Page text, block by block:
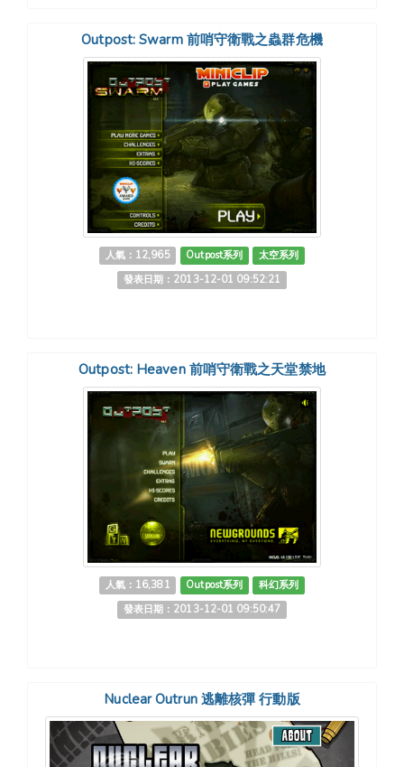
Outpost: Swarm 前哨守衛戰之蟲群危機
人氣：12,965 Outpost系列
太空系列
發表日期：2013-12-01 09:52:21
Outpost: Heaven 前哨守衛戰之天堂禁地
人氣：16,381 Outpost系列
科幻系列
發表日期：2013-12-01 09:50:47
Nuclear Outrun 逃離核彈 行動版